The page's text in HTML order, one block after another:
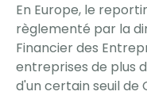
En Europe, le
règlementé par la
Financier des
entreprises de plus
d'un certain seuil de